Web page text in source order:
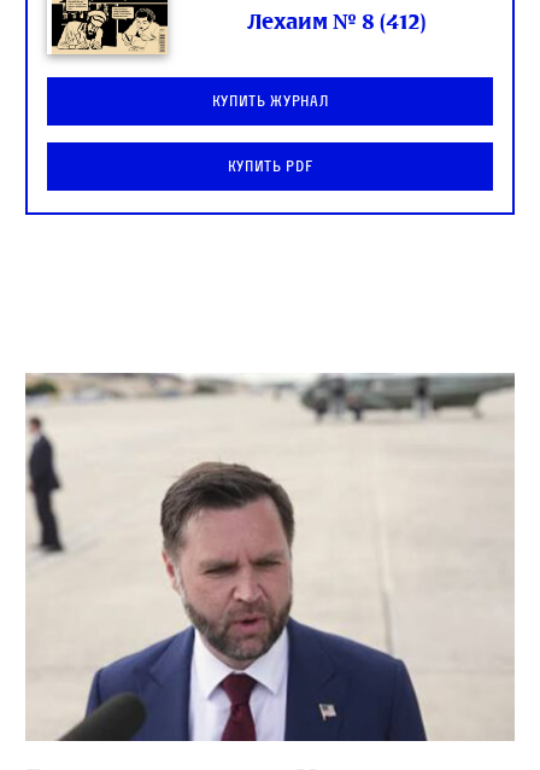
Лехаим № 8 (412)
Купить журнал
Купить PDF